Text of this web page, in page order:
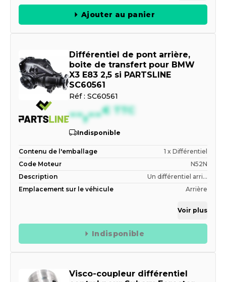
Ajouter au panier
Différentiel de pont arrière,
boite de transfert pour BMW
X3 E83 2,5 si PARTSLINE
SC60561
Réf : SC60561
--,--€ TTC
Indisponible
Contenu de l'emballage
1 x Différentiel
Code Moteur
N52N
Description
Un différentiel arri...
Emplacement sur le véhicule
Arrière
Voir plus
Indisponible
Visco-coupleur différentiel